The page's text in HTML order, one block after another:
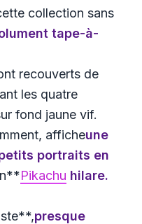
collection sans
tape-à-
recouverts de
les quatre
fond jaune vif.
afficheune
portraits en
Pikachu hilare.
presque